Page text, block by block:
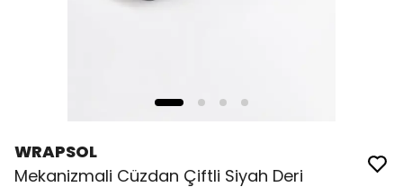
WRAPSOL
Mekanizmali Cüzdan Çiftli Siyah Deri